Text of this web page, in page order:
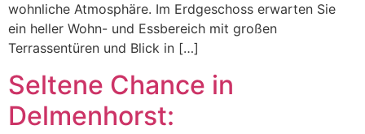
wohnliche Atmosphäre. Im Erdgeschoss erwarten Sie
ein heller Wohn- und Essbereich mit großen
Terrassentüren und Blick in […]
Seltene Chance in
Delmenhorst: